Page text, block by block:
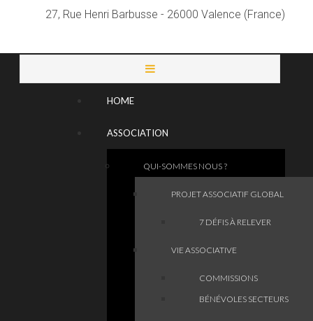
27, Rue Henri Barbusse - 26000 Valence (France)
HOME
ASSOCIATION
QUI-SOMMES NOUS ?
PROJET ASSOCIATIF GLOBAL
7 DÉFIS À RELEVER
VIE ASSOCIATIVE
COMMISSIONS
BÉNÉVOLES SECTEURS